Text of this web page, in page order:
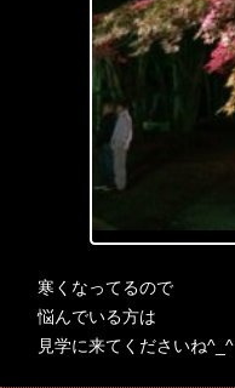
寒くなってるので
悩んでいる方は
見学に来てくださいね^_^